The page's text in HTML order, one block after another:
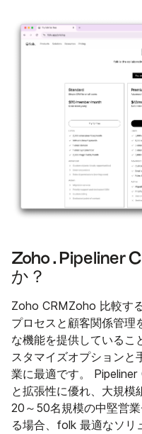
Zoho . Pipeliner
か？
Zoho CRMZoho 比較す
プロセスと顧客関係管理
な機能を提供しているこ
スタマイズオプションと
業に最適です。
と拡張性に優れ、大規模
20～50名規模の中堅営
る場合、folk 最適なソリ